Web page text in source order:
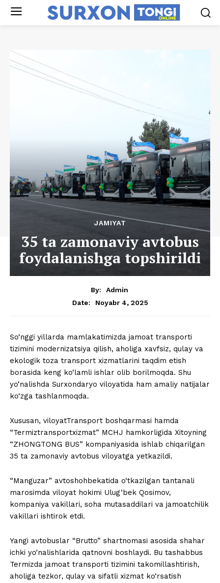
JAMIYAT
35 ta zamonaviy avtobus
foydalanishga topshirildi
By:
Admin
Date:
Noyabr 4, 2025
So‘nggi yillarda mamlakatimizda jamoat transporti
tizimini modernizatsiya qilish, aholiga xavfsiz, qulay va
ekologik toza transport xizmatlarini taqdim etish
borasida keng ko‘lamli ishlar olib borilmoqda. Shu
yo‘nalishda Surxondaryo viloyatida ham amaliy natijalar
ko‘zga tashlanmoqda.
Xususan, viloyatTransport boshqarmasi hamda
“Termiztransportxizmat” MCHJ hamkorligida Xitoyning
“ZHONGTONG BUS” kompaniyasida ishlab chiqarilgan
35 ta zamonaviy avtobus viloyatga yetkazildi.
“Manguzar” avtoshohbekatida o‘tkazilgan tantanali
marosimda viloyat hokimi Ulug‘bek Qosimov,
kompaniya vakillari, soha mutasaddilari va jamoatchilik
vakillari ishtirok etdi.
Yangi avtobuslar “Brutto” shartnomasi asosida shahar
ichki yo‘nalishlarida qatnovni boshlaydi. Bu tashabbus
Termizda jamoat transporti tizimini takomillashtirish,
aholiga tezkor, qulay va sifatli xizmat ko‘rsatish